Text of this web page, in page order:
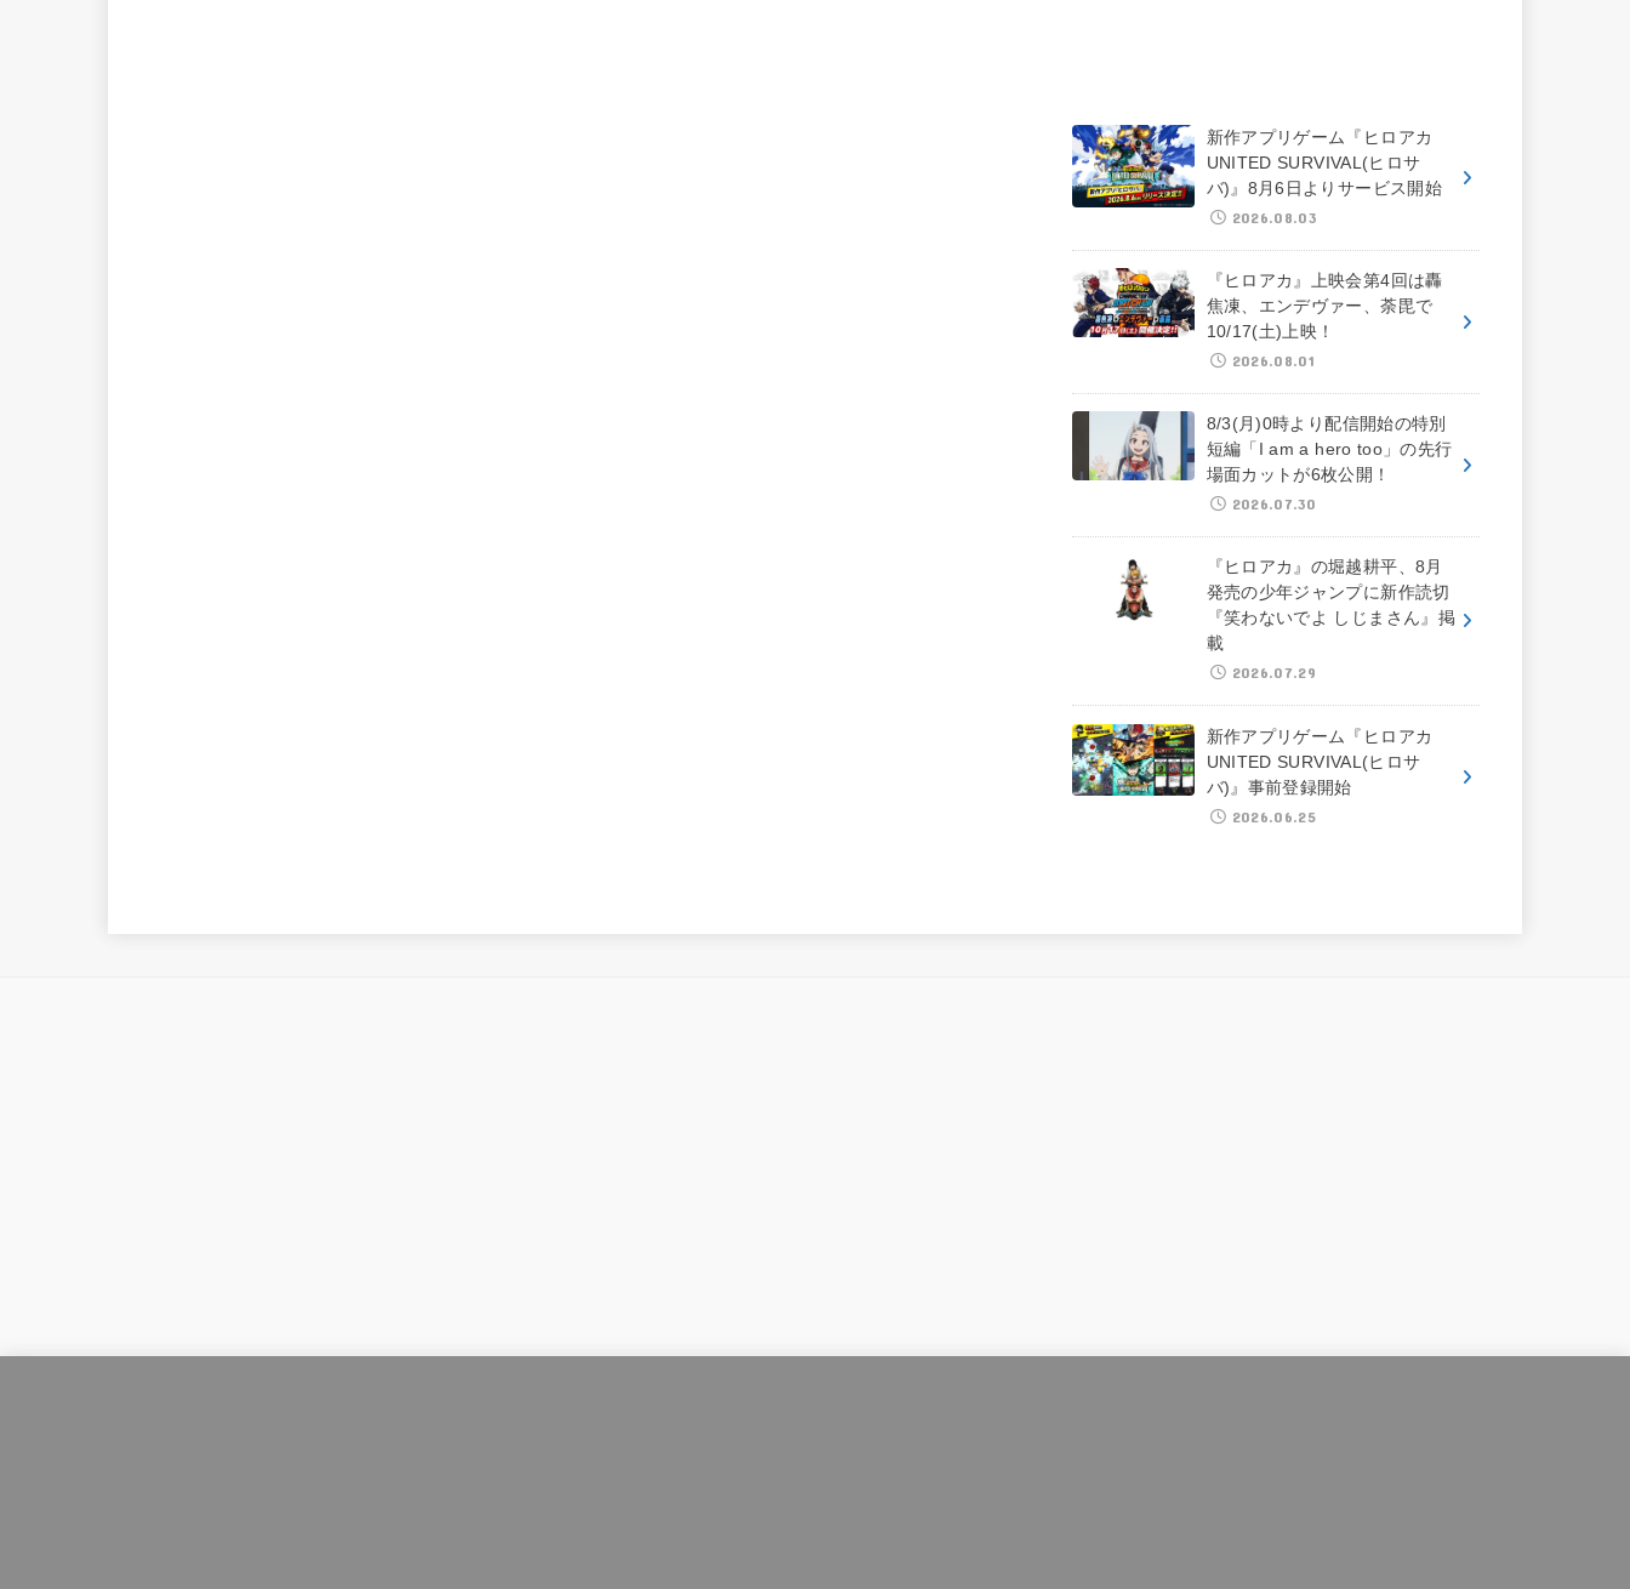
新作アプリゲーム『ヒロアカ
UNITED SURVIVAL(ヒロサ
バ)』8月6日よりサービス開始
2026.08.03
『ヒロアカ』上映会第4回は轟
焦凍、エンデヴァー、荼毘で
10/17(土)上映！
2026.08.01
8/3(月)0時より配信開始の特別
短編「I am a hero too」の先行
場面カットが6枚公開！
2026.07.30
『ヒロアカ』の堀越耕平、8月
発売の少年ジャンプに新作読切
『笑わないでよ しじまさん』掲
載
2026.07.29
新作アプリゲーム『ヒロアカ
UNITED SURVIVAL(ヒロサ
バ)』事前登録開始
2026.06.25